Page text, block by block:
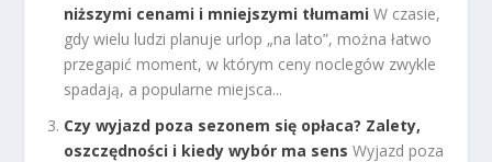
niższymi cenami i mniejszymi tłumami W czasie,
gdy wielu ludzi planuje urlop „na lato”, można łatwo
przegapić moment, w którym ceny noclegów zwykle
spadają, a popularne miejsca...
Czy wyjazd poza sezonem się opłaca? Zalety,
oszczędności i kiedy wybór ma sens Wyjazd poza